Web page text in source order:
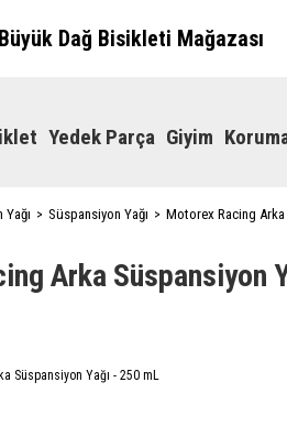
Dağ Bisikleti Mağazası
Yedek Parça Giyim
Yağı Süspansiyon Yağı Motorex Racing Arka
Arka Süspansiyon